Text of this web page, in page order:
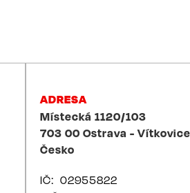
ADRESA
Místecká 1120/103
703 00 Ostrava - Vítkovice
Česko
IČ
02955822